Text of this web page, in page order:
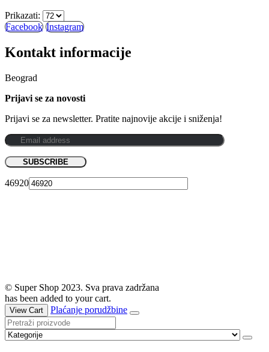
Prikazati:
Facebook Instagram
Kontakt informacije
Beograd
Prijavi se za novosti
Prijavi se za newsletter. Pratite najnovije akcije i sniženja!
46920
© Super Shop 2023. Sva prava zadržana
has been added to your cart.
View Cart Plaćanje porudžbine